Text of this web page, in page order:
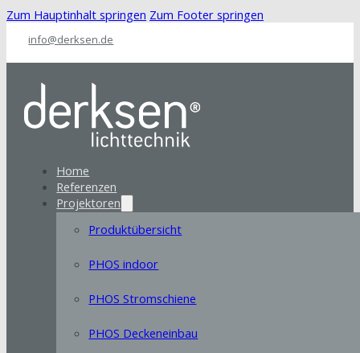
Zum Hauptinhalt springen Zum Footer springen
info@derksen.de
Home
Referenzen
Projektoren
Produktübersicht
PHOS indoor
PHOS Stromschiene
PHOS Deckeneinbau